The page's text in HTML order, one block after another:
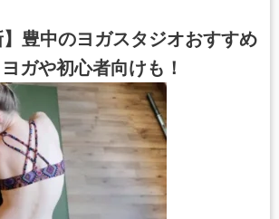
】豊中のヨガスタジオおすすめ
ガや初心者向けも！